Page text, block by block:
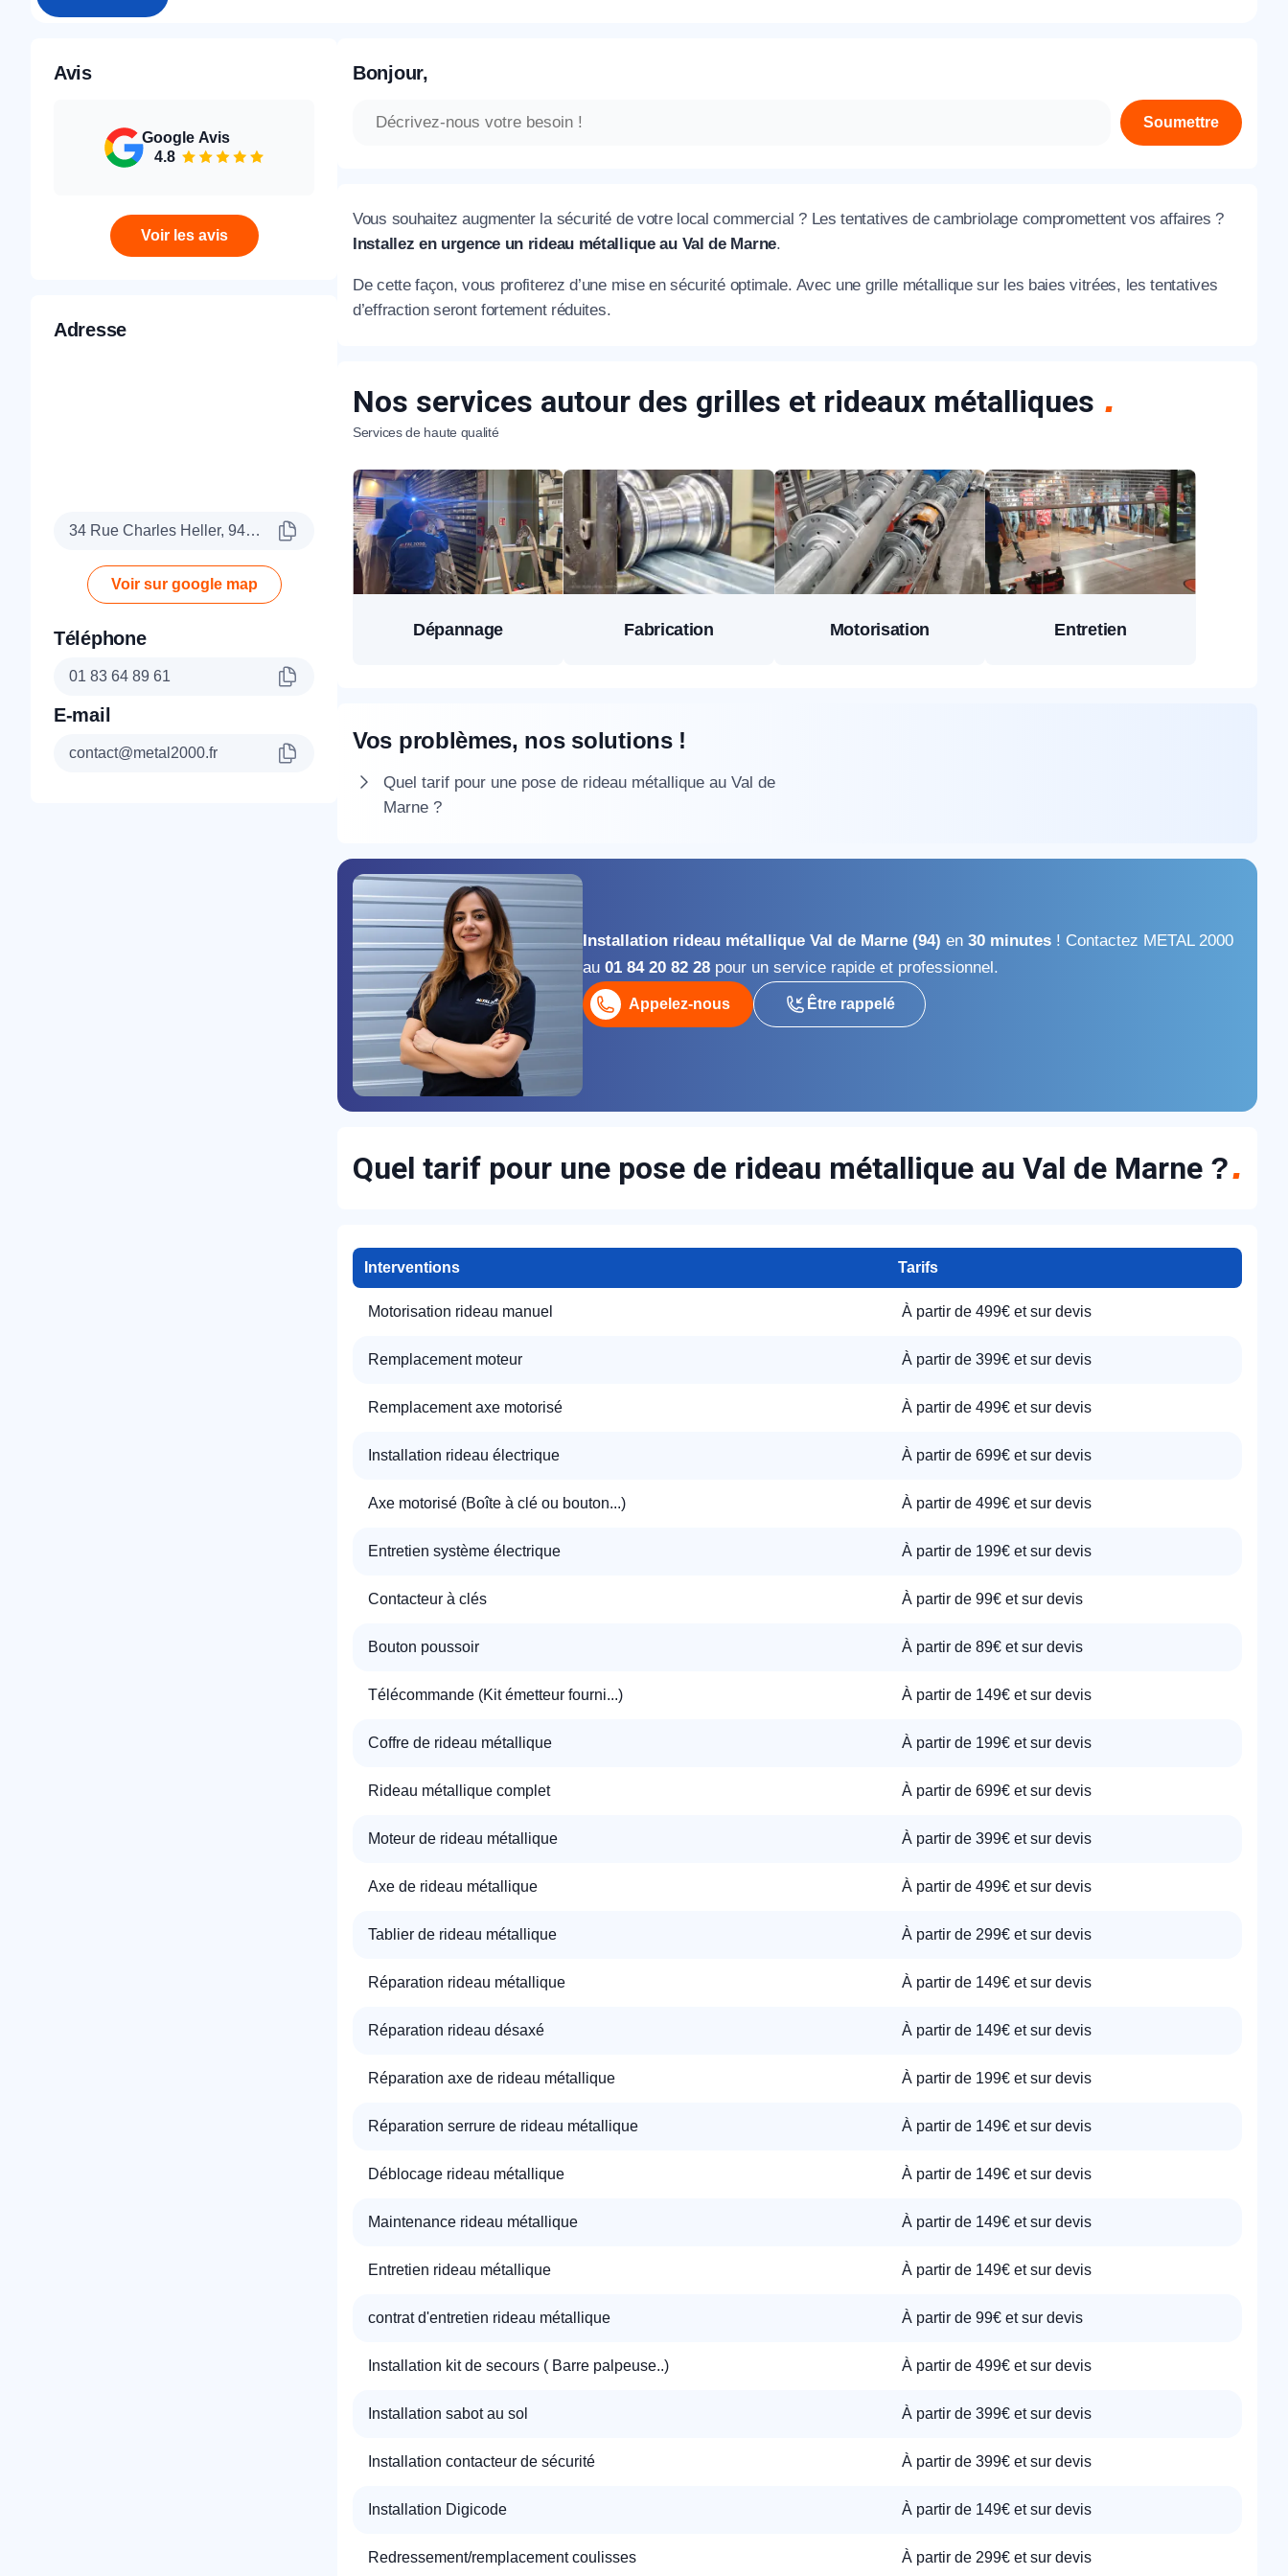
Avis
Google Avis
4.8
Voir les avis
Adresse
34 Rue Charles Heller, 94400 Vitry-sur-Seine
Voir sur google map
Téléphone
01 83 64 89 61
E-mail
contact@metal2000.fr
Bonjour,
Soumettre
Vous souhaitez augmenter la sécurité de votre local commercial ? Les tentatives de cambriolage compromettent vos affaires ?
Installez en urgence un rideau métallique au Val de Marne.
De cette façon, vous profiterez d’une mise en sécurité optimale. Avec une grille métallique sur les baies vitrées, les tentatives
d’effraction seront fortement réduites.
Nos services autour des grilles et rideaux métalliques
Services de haute qualité
Dépannage Fabrication Motorisation Entretien
Vos problèmes, nos solutions !
Quel tarif pour une pose de rideau métallique au Val de
Marne ?
Installation rideau métallique Val de Marne (94) en 30 minutes ! Contactez METAL 2000
au 01 84 20 82 28 pour un service rapide et professionnel.
Appelez-nous Être rappelé
Quel tarif pour une pose de rideau métallique au Val de Marne ?
Interventions Tarifs
Motorisation rideau manuel À partir de 499€ et sur devis
Remplacement moteur À partir de 399€ et sur devis
Remplacement axe motorisé À partir de 499€ et sur devis
Installation rideau électrique À partir de 699€ et sur devis
Axe motorisé (Boîte à clé ou bouton...) À partir de 499€ et sur devis
Entretien système électrique À partir de 199€ et sur devis
Contacteur à clés À partir de 99€ et sur devis
Bouton poussoir À partir de 89€ et sur devis
Télécommande (Kit émetteur fourni...) À partir de 149€ et sur devis
Coffre de rideau métallique À partir de 199€ et sur devis
Rideau métallique complet À partir de 699€ et sur devis
Moteur de rideau métallique À partir de 399€ et sur devis
Axe de rideau métallique À partir de 499€ et sur devis
Tablier de rideau métallique À partir de 299€ et sur devis
Réparation rideau métallique À partir de 149€ et sur devis
Réparation rideau désaxé À partir de 149€ et sur devis
Réparation axe de rideau métallique À partir de 199€ et sur devis
Réparation serrure de rideau métallique À partir de 149€ et sur devis
Déblocage rideau métallique À partir de 149€ et sur devis
Maintenance rideau métallique À partir de 149€ et sur devis
Entretien rideau métallique À partir de 149€ et sur devis
contrat d'entretien rideau métallique À partir de 99€ et sur devis
Installation kit de secours ( Barre palpeuse..) À partir de 499€ et sur devis
Installation sabot au sol À partir de 399€ et sur devis
Installation contacteur de sécurité À partir de 399€ et sur devis
Installation Digicode À partir de 149€ et sur devis
Redressement/remplacement coulisses À partir de 299€ et sur devis
Rappel immédiat
Nous vous remercions pour
Nom Prénom